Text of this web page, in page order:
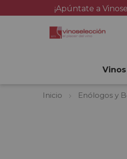
¡Apúntate a
Vinos
Inicio Enólogos y